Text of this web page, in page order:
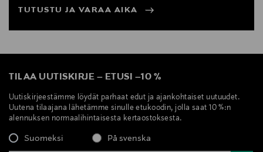
TUTUSTU JA VARAA AIKA
TILAA UUTISKIRJE – ETUSI –10 %
Uutiskirjeestämme löydät parhaat edut ja ajankohtaiset uutuudet.
Uutena tilaajana lähetämme sinulle etukoodin, jolla saat 10 %:n
alennuksen normaalihintaisesta kertaostoksesta.
Suomeksi På svenska